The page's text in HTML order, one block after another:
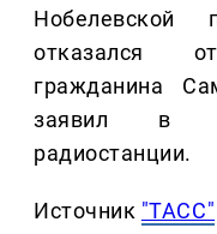
отказался
гражданина
заявил в
радиостанции.
Источник "ТАСС"